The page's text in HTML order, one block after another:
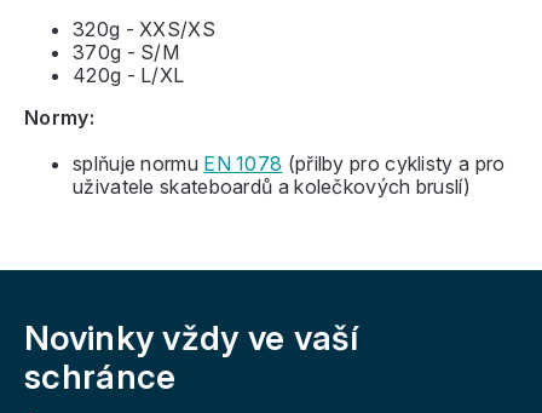
320g - XXS/XS
370g - S/M
420g - L/XL
Normy:
splňuje normu EN 1078 (přilby pro cyklisty a pro
uživatele skateboardů a kolečkových bruslí)
Novinky vždy ve vaší
schránce